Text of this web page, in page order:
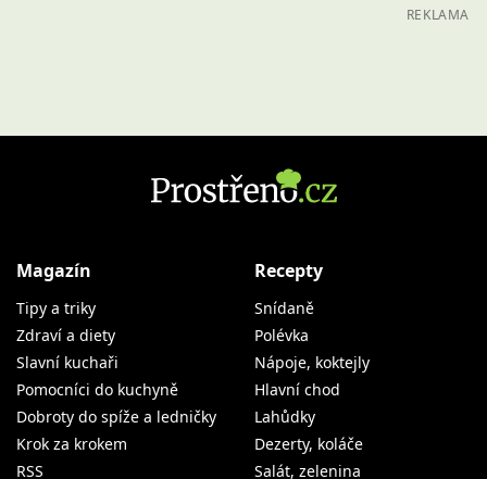
REKLAMA
Magazín
Tipy a triky
Zdraví a diety
Slavní kuchaři
Pomocníci do kuchyně
Dobroty do spíže a ledničky
Krok za krokem
RSS
Recepty
Snídaně
Polévka
Nápoje, koktejly
Hlavní chod
Lahůdky
Dezerty, koláče
Salát, zelenina